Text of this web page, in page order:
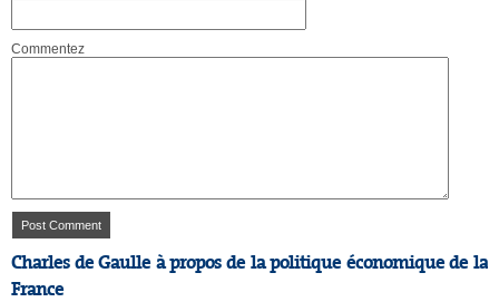
Commentez
Charles de Gaulle à propos de la politique économique de la
France